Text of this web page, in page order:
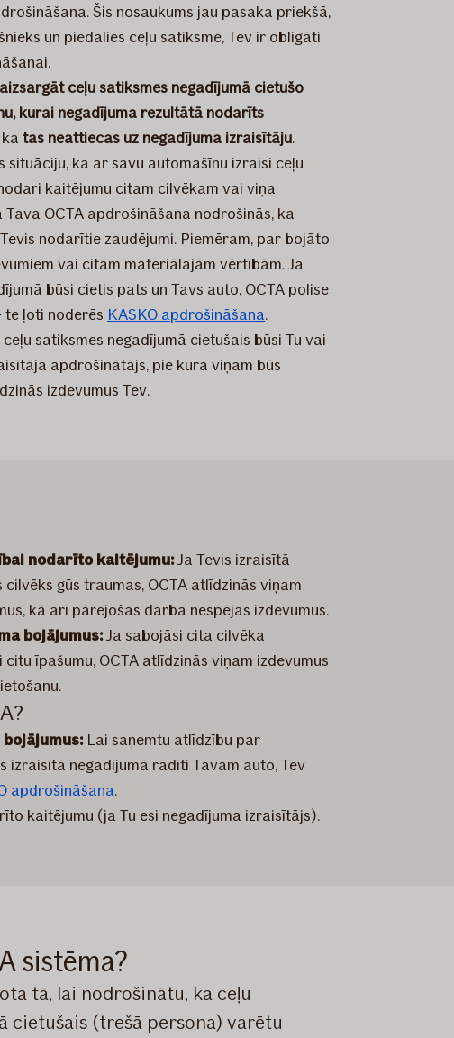
Šis nosaukums jau pasaka priekšā,
un piedalies ceļu satiksmē, Tev ir obligāti
aizsargāt ceļu satiksmes negadījumā cietušo
kurai negadījuma rezultātā nodarīts
tas neattiecas uz negadījuma izraisītāju.
situāciju, ka ar savu automašīnu izraisi ceļu
kaitējumu citam cilvēkam vai viņa
OCTA apdrošināšana nodrošinās, ka
nodarītie zaudējumi. Piemēram, par bojāto
vai citām materiālajām vērtībām. Ja
būsi cietis pats un Tavs auto, OCTA polise
te ļoti noderēs KASKO apdrošināšana.
satiksmes negadījumā cietušais būsi Tu vai
apdrošinātājs, pie kura viņam būs
izdevumus Tev.
nodarīto kaitējumu:Ja Tevis izraisītā
gūs traumas, OCTA atlīdzinās viņam
kā arī pārejošas darba nespējas izdevumus.
bojājumus:Ja sabojāsi cita cilvēka
īpašumu, OCTA atlīdzinās viņam izdevumus
Lai saņemtu atlīdzību par
izraisītā negadijumā radīti Tavam auto, Tev
apdrošināšana.
kaitējumu (ja Tu esi negadījuma izraisītājs).
sistēma?
tā, lai nodrošinātu, ka ceļu
cietušais (trešā persona) varētu